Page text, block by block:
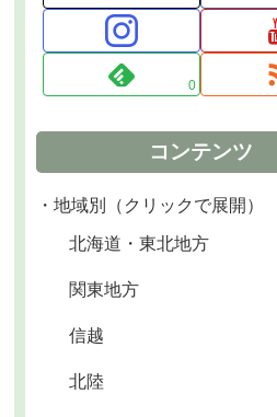
0
コンテンツ
・地域別（クリックで展開）
北海道・東北地方
関東地方
信越
北陸